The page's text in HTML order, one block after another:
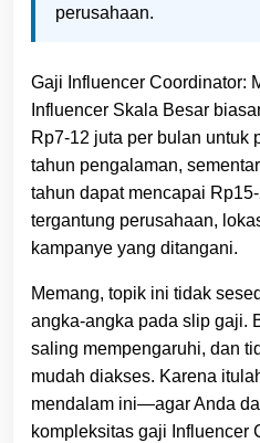
perusahaan.
Gaji Influencer Coordinator:
Influencer Skala Besar
Rp7‑12 juta per bulan untuk
tahun pengalaman,
tahun dapat mencapai
tergantung perusahaan,
kampanye yang ditangani.
Memang, topik ini tidak
angka‑angka pada slip gaji.
saling mempengaruhi, dan
mudah diakses. Karena
mendalam ini—agar Anda
kompleksitas gaji Influencer